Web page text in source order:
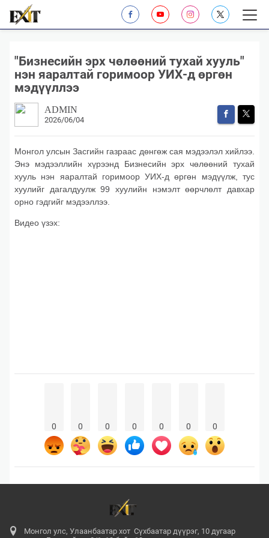
"Бизнесийн эрх чөлөөний тухай хууль"
нэн яаралтай горимоор УИХ-д өргөн
мэдүүллээ
ADMIN
2026/06/04
Монгол улсын Засгийн газраас дөнгөж сая мэдээлэл хийлээ.
Энэ мэдээллийн хүрээнд Бизнесийн эрх чөлөөний тухай
хууль нэн яаралтай горимоор УИХ-д өргөн мэдүүлж, тус
хуулийг дагалдуулж 99 хуулийн нэмэлт өөрчлөлт давхар
орно гэдгийг мэдээллээ.
Видео үзэх:
0 0 0 0 0 0 0
Монгол улс, Улаанбаатар хот Сүхбаатар дүүрэг, 10 дугаар